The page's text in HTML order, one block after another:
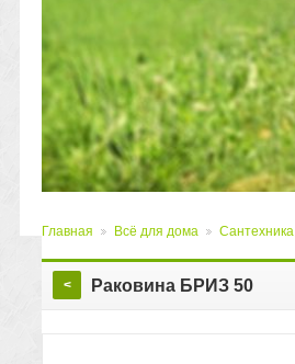
Главная Всё для дома Сантехника
< Раковина БРИЗ 50